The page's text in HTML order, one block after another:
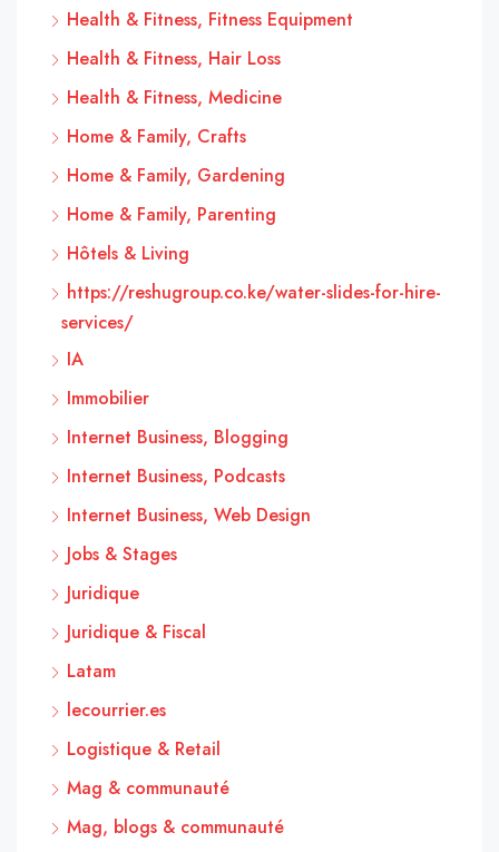
Health & Fitness, Fitness Equipment
Health & Fitness, Hair Loss
Health & Fitness, Medicine
Home & Family, Crafts
Home & Family, Gardening
Home & Family, Parenting
Hôtels & Living
https://reshugroup.co.ke/water-slides-for-hire-
services/
IA
Immobilier
Internet Business, Blogging
Internet Business, Podcasts
Internet Business, Web Design
Jobs & Stages
Juridique
Juridique & Fiscal
Latam
lecourrier.es
Logistique & Retail
Mag & communauté
Mag, blogs & communauté